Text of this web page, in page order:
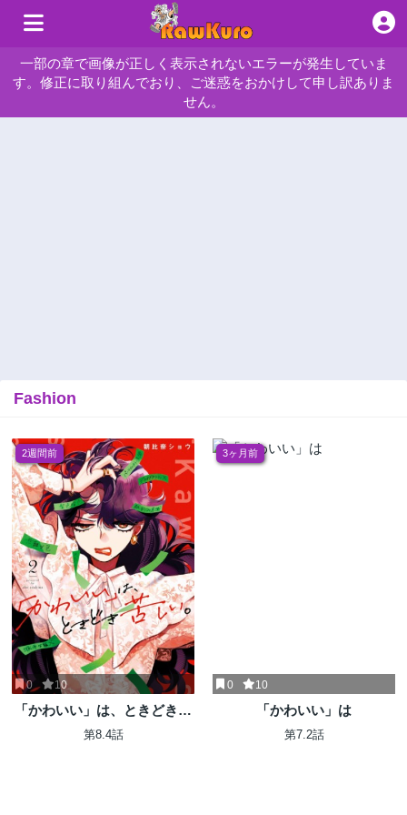
一部の章で画像が正しく表示されないエラーが発生していま
す。修正に取り組んでおり、ご迷惑をおかけして申し訳ありま
せん。
Fashion
2週間前
0 10
「かわいい」は、ときどき苦
しい。
第8.4話
3ヶ月前
0 10
「かわいい」は
第7.2話